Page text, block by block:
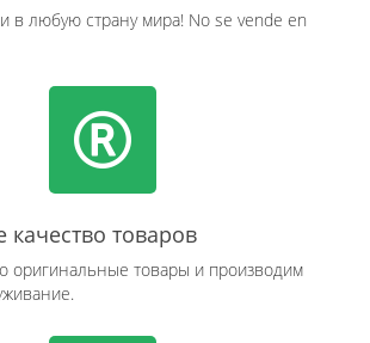
в любую страну мира! No se vende en
товаров
оригинальные товары и производим